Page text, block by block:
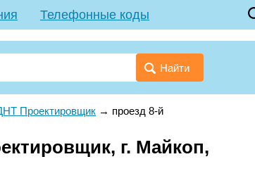
Телефонные коды
Найти
Проектировщик → проезд 8-й
г. Майкоп,